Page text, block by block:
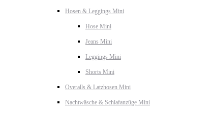
Hosen & Leggings Mini
Hose Mini
Jeans Mini
Leggings Mini
Shorts Mini
Overalls & Latzhosen Mini
Nachtwäsche & Schlafanzüge Mini